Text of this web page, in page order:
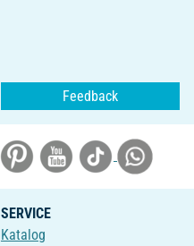
Feedback
SERVICE
Katalog